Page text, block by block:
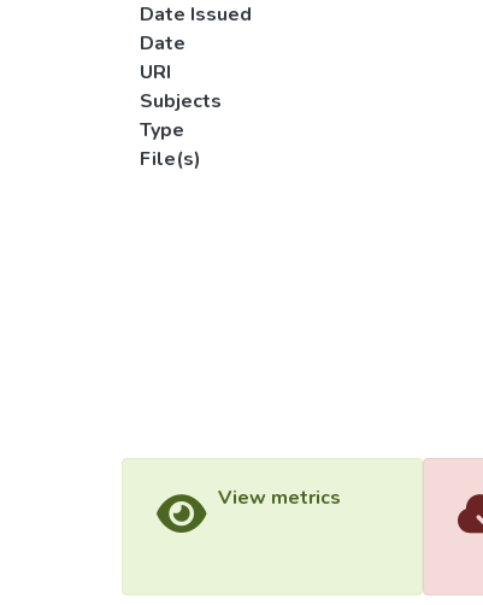
Date Issued
Date
URI
Subjects
Type
File(s)
View metrics